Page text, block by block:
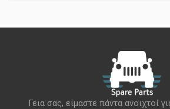
Γεια σας, είμαστε πάντα ανοιχτοί